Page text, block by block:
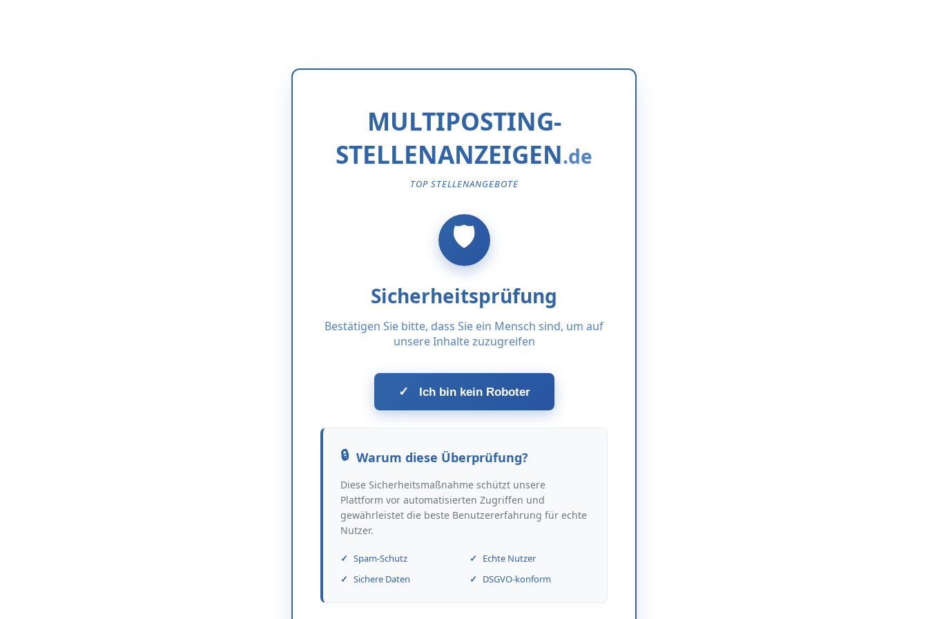
MULTIPOSTING-
STELLENANZEIGEN
TOP STELLENANGEBOTE
Sicherheitsprüfung
Bestätigen Sie bitte, dass Sie ein Mensch sind, um auf
unsere Inhalte zuzugreifen
✓ Ich bin kein Roboter
Warum diese Überprüfung?
Diese Sicherheitsmaßnahme schützt unsere
Plattform vor automatisierten Zugriffen und
gewährleistet die beste Benutzererfahrung für echte
Nutzer.
Spam-Schutz
Echte Nutzer
Sichere Daten
DSGVO-konform